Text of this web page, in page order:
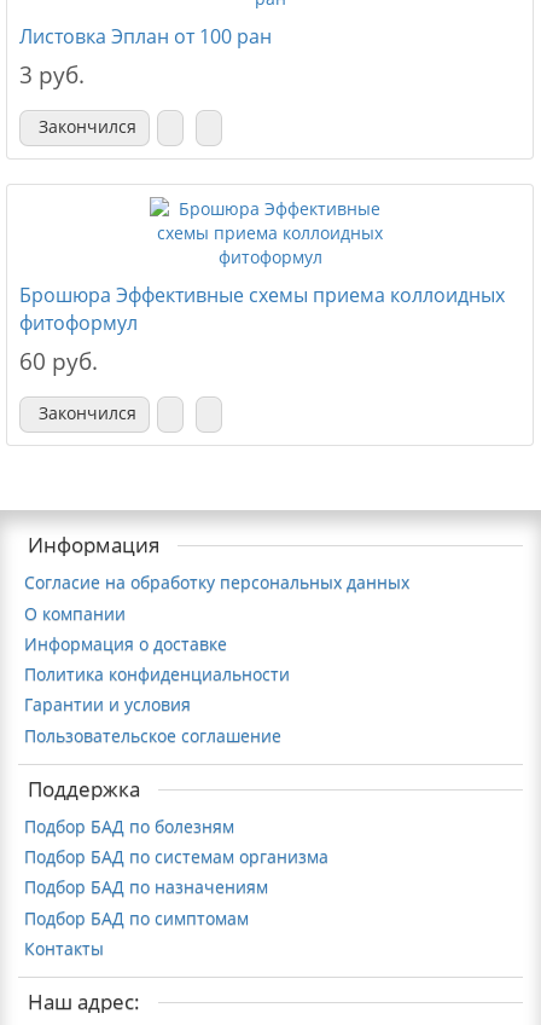
Листовка Эплан от 100 ран
3 руб.
Закончился
Брошюра Эффективные схемы приема коллоидных
фитоформул
60 руб.
Закончился
Информация
Согласие на обработку персональных данных
О компании
Информация о доставке
Политика конфиденциальности
Гарантии и условия
Пользовательское соглашение
Поддержка
Подбор БАД по болезням
Подбор БАД по системам организма
Подбор БАД по назначениям
Подбор БАД по симптомам
Контакты
Наш адрес: